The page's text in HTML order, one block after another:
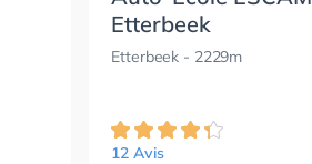
Etterbeek
Etterbeek - 2229m
12 Avis